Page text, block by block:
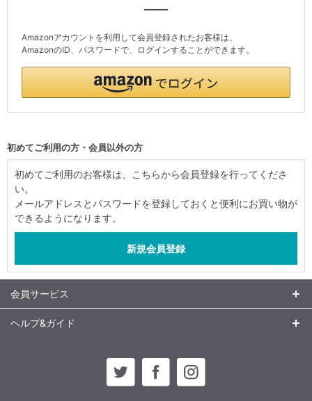
Amazonアカウントを利用して会員登録されたお客様は、
AmazonのID、パスワードで、ログインすることができます。
初めてご利用の方・会員以外の方
初めてご利用のお客様は、こちらから会員登録を行ってくださ
い。
メールアドレスとパスワードを登録しておくと便利にお買い物が
できるようになります。
会員サービス
ヘルプ&ガイド